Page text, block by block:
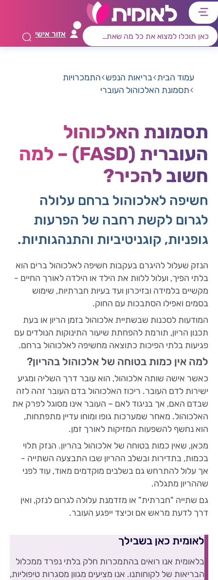
דלג
לתפריט
ראשי
דלג
לרכיב
חיפוש
דלג
לתוכן
מרכזי
דלג
לאזור
קישורים
אזור אישי
עמוד הבית בריאות הנפש התמכרויות
תסמונת האלכוהול העוברי
תסמונת האלכוהול
העוברית (FASD) – למה
חשוב להכיר?
חשיפה לאלכוהול ברחם עלולה
לגרום לקשת רחבה של הפרעות
גופניות, קוגניטיביות והתנהגותיות.
הנזק שעלול להיגרם בעקבות חשיפה לאלכוהול ברים הוא
בלתי הפיך, ועלול ללוות את הילד או הילדה לאורך החיים -
מקשיים בלמידה ובזיכרון ועד בעיות חברתיות, שימוש
בסמים ואפילו הסתבכות עם החוק.
המודעות לסכנות שבשתיית אלכוהול בזמן הריון או בעת
תכנון הריון, תורמת להפחתת שיעור התינוקות הנולדים עם
פגיעות בלתי הפיכות כתוצאה מחשיפה לאלכוהול ברחם.
למה אין כמות בטוחה של אלכוהול בהריון?
כאשר אישה שותה אלכוהול, הוא עובר דרך השליה ומגיע
ישירות לדם העובר. ריכוז האלכוהול בדם העובר זהה לזה
שבדם האם, אך בניגוד לאם – העובר אינו מסוגל לפרק את
האלכוהול. מאחר שמערכות גופו ומוחו עדיין מתפתחות,
הוא נחשף להשפעות המזיקות לאורך זמן.
מכאן, שאין כמות בטוחה של אלכוהול בהריון. הנזק תלוי
בכמות, בתדירות ובשלב ההריון שבו התבצעה השתייה -
אך עלול להתרחש גם בשלבים מוקדמים מאוד, עוד לפני
שההריון מתגלה.
גם שתייה "חברתית" או מזדמנת עלולה לגרום לנזק, ואין
דרך לדעת מראש אם וכיצד ייפגע העובר.
לאומית כאן בשבילך
בלאומית אנו רואים בהתמכרות חלק בלתי נפרד ממכלול
הבריאות של לקוחותנו. אנו מציעים מגוון מסגרות טיפוליות,